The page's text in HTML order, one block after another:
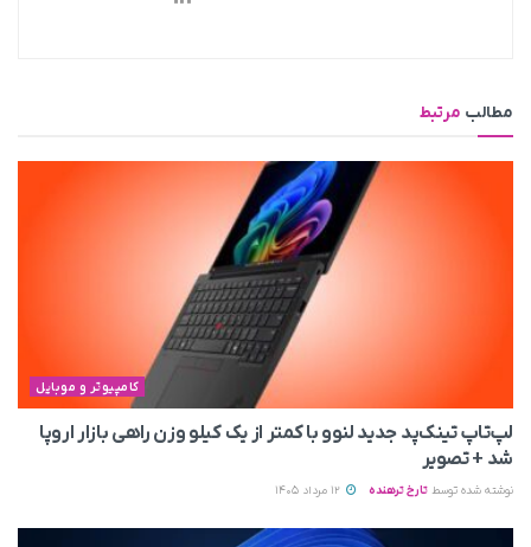
مطالب مرتبط
کامپیوتر و موبایل
لپ‌تاپ تینک‌پد جدید لنوو با کمتر از یک کیلو وزن راهی بازار اروپا
شد + تصویر
نوشته شده توسط تارخ ترهنده